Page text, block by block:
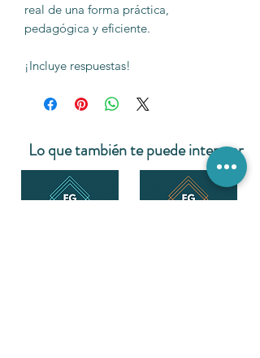
real de una forma práctica,
pedagógica y eficiente.
¡Incluye respuestas!
Lo que también te puede interesar